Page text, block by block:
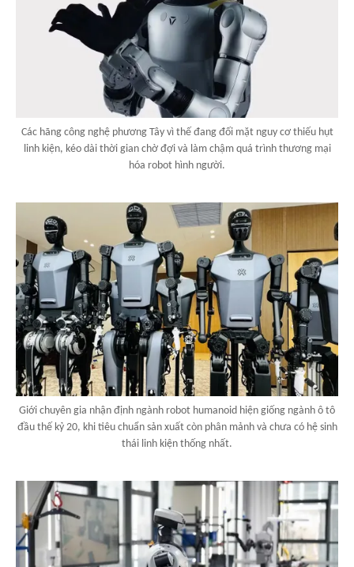
Các hãng công nghệ phương Tây vì thế đang đối mặt nguy cơ thiếu hụt
linh kiện, kéo dài thời gian chờ đợi và làm chậm quá trình thương mại
hóa robot hình người.
Giới chuyên gia nhận định ngành robot humanoid hiện giống ngành ô tô
đầu thế kỷ 20, khi tiêu chuẩn sản xuất còn phân mảnh và chưa có hệ sinh
thái linh kiện thống nhất.